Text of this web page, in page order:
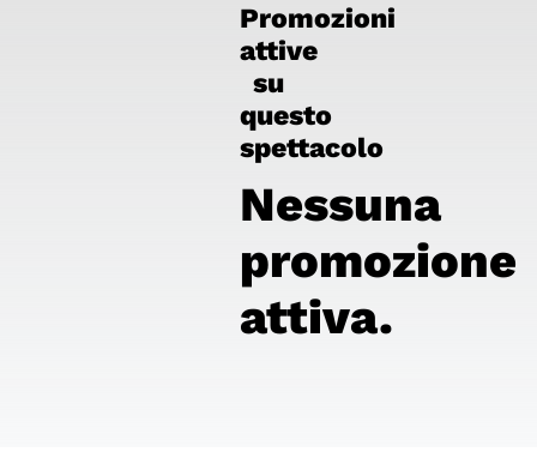
Promozioni
attive
su
questo
spettacolo
Nessuna
promozione
attiva.